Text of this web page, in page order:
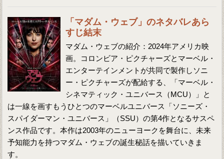
「マダム・ウェブ」のネタバレあら
すじ結末
マダム・ウェブの紹介：2024年アメリカ映
画。コロンビア・ピクチャーズとマーベル・
エンターテインメントが共同で製作しソニ
ー・ピクチャーズが配給する、「マーベル・
シネマティック・ユニバース（MCU）」と
は一線を画すもうひとつのマーベルユニバース「ソニーズ・
スパイダーマン・ユニバース」（SSU）の第4作となるサスペ
ンス作品です。本作は2003年のニューヨークを舞台に、未来
予知能力を持つマダム・ウェブの誕生秘話を描いていきま
す。